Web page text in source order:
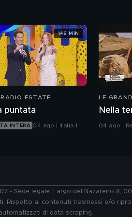
ESTATE
puntata
INTERA 04 ago | Italia 1
146 MIN
LE
Nella
04 ago |
- Sede legale: Largo del Nazareno 8,
Rispetto ai contenuti trasmessi e/o
di data scraping.